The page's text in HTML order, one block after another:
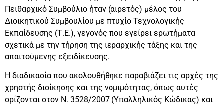
Πειθαρχικό Συμβούλιο ήταν (αιρετός) μέλος του
Διοικητικού Συμβουλίου με πτυχίο Τεχνολογικής
Εκπαίδευσης (Τ.Ε.), γεγονός που εγείρει ερωτήματα
σχετικά με την τήρηση της ιεραρχικής τάξης και της
απαιτούμενης εξειδίκευσης.
Η διαδικασία που ακολουθήθηκε παραβιάζει τις αρχές της
χρηστής διοίκησης και της νομιμότητας, όπως αυτές
ορίζονται στον Ν. 3528/2007 (Υπαλληλικός Κώδικας) και